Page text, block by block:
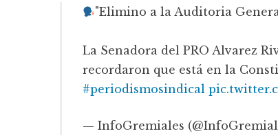
"Elimino a la Auditoria
La Senadora del PRO Alvarez
recordaron que está en la
#periodismosindical
— InfoGremiales